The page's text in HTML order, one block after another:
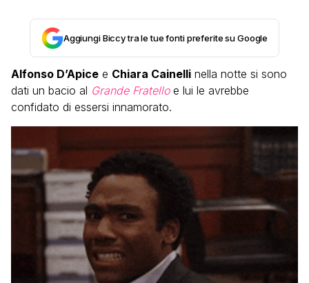
Aggiungi Biccy tra le tue fonti preferite su Google
Alfonso D’Apice e Chiara Cainelli nella notte si sono
dati un bacio al Grande Fratelloe lui le avrebbe
confidato di essersi innamorato.